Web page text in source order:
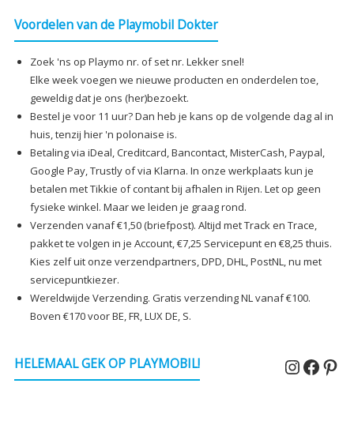
Voordelen van de Playmobil Dokter
Zoek 'ns op Playmo nr. of set nr. Lekker snel!
Elke week voegen we nieuwe producten en onderdelen toe,
geweldig dat je ons (her)bezoekt.
Bestel je voor 11 uur? Dan heb je kans op de volgende dag al in
huis, tenzij hier 'n polonaise is.
Betaling via iDeal, Creditcard, Bancontact, MisterCash, Paypal,
Google Pay, Trustly of via Klarna. In onze werkplaats kun je
betalen met Tikkie of contant bij afhalen in Rijen. Let op geen
fysieke winkel. Maar we leiden je graag rond.
Verzenden vanaf €1,50 (briefpost). Altijd met Track en Trace,
pakket te volgen in je Account, €7,25 Servicepunt en €8,25 thuis.
Kies zelf uit onze verzendpartners, DPD, DHL, PostNL, nu met
servicepuntkiezer.
Wereldwijde Verzending. Gratis verzending NL vanaf €100.
Boven €170 voor BE, FR, LUX DE, S.
HELEMAAL GEK OP PLAYMOBIL!